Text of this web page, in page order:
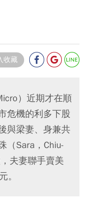
收藏
）近期才在順
危機的利多下股
與梁妻、身兼共
（Sara，Chiu-
夫妻聯手賣美
。